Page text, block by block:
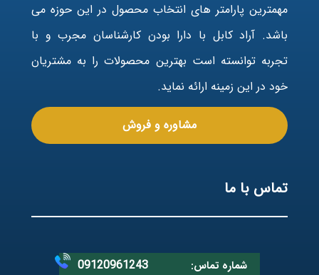
مهمترین پارامتر های انتخاب محصول در این حوزه می
باشد. آراد کابل با دارا بودن کارشناسان مجرب و با
تجربه توانسته است بهترین محصولات را به مشتریان
خود در این زمینه ارائه نماید.
مشاوره و فروش
تماس با ما
شماره تماس: 09120961243